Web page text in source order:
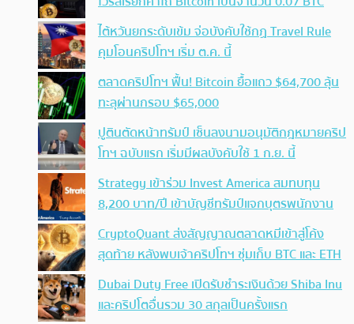
ไต้หวันยกระดับเข้ม จ่อบังคับใช้กฏ Travel Rule
คุมโอนคริปโทฯ เริ่ม ต.ค. นี้
ตลาดคริปโทฯ ฟื้น! Bitcoin ยื้อแถว $64,700 ลุ้น
ทะลุผ่านกรอบ $65,000
ปูตินตัดหน้าทรัมป์ เซ็นลงนามอนุมัติกฎหมายคริป
โทฯ ฉบับแรก เริ่มมีผลบังคับใช้ 1 ก.ย. นี้
Strategy เข้าร่วม Invest America สมทบทุน
8,200 บาท/ปี เข้าบัญชีทรัมป์แจกบุตรพนักงาน
CryptoQuant ส่งสัญญาณตลาดหมีเข้าสู่โค้ง
สุดท้าย หลังพบเจ้าคริปโทฯ ซุ่มเก็บ BTC และ ETH
Dubai Duty Free เปิดรับชำระเงินด้วย Shiba Inu
และคริปโตอื่นรวม 30 สกุลเป็นครั้งแรก